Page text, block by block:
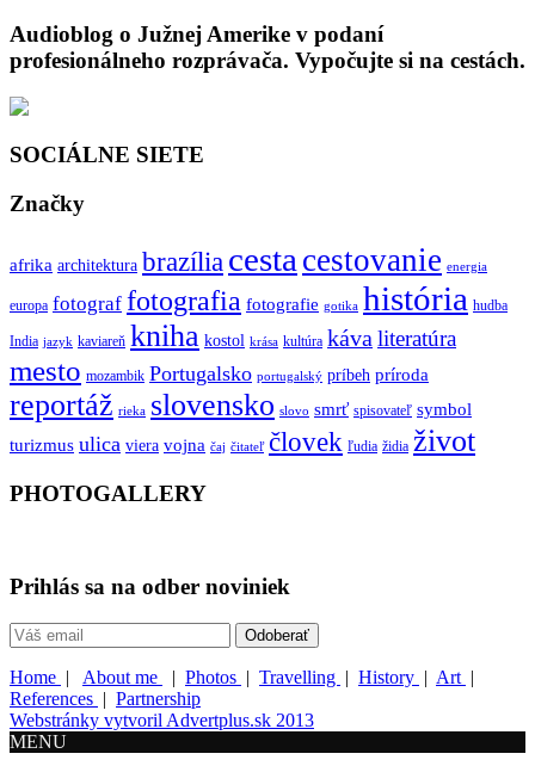
Audioblog o Južnej Amerike v podaní
profesionálneho rozprávača. Vypočujte si na cestách.
SOCIÁLNE SIETE
Značky
afrika architektura brazília cesta cestovanie energia
europa fotograf fotografia fotografie gotika história hudba
India jazyk kaviareň kniha kostol krása kultúra káva literatúra
mesto mozambik Portugalsko portugalský príbeh príroda
reportáž rieka slovensko slovo smrť spisovateľ symbol
turizmus ulica viera vojna čaj čitateľ človek ľudia židia život
PHOTOGALLERY
Prihlás sa na odber noviniek
Home | About me | Photos | Travelling | History | Art |
References | Partnership
Webstránky vytvoril Advertplus.sk 2013
MENU